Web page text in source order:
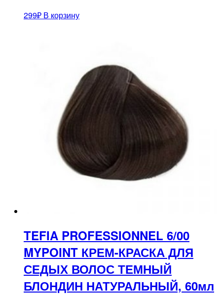
299₽ В корзину
TEFIA PROFESSIONNEL 6/00
MYPOINT КРЕМ-КРАСКА ДЛЯ
СЕДЫХ ВОЛОС ТЕМНЫЙ
БЛОНДИН НАТУРАЛЬНЫЙ, 60мл